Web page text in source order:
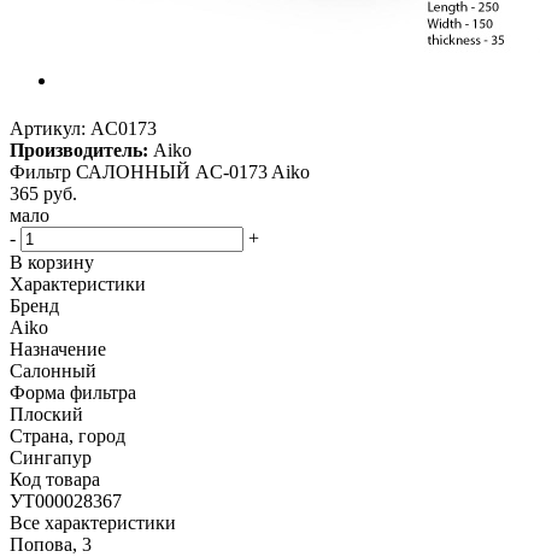
Артикул: AC0173
Производитель: Aiko
Фильтр САЛОННЫЙ AC-0173 Aiko
365 руб.
мало
-
+
В корзину
Характеристики
Бренд
Aiko
Назначение
Салонный
Форма фильтра
Плоский
Страна, город
Сингапур
Код товара
УТ000028367
Все характеристики
Попова, 3